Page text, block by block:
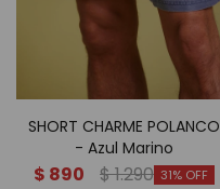
SHORT CHARME POLANCO
- Azul Marino
$ 890 $1.290 31